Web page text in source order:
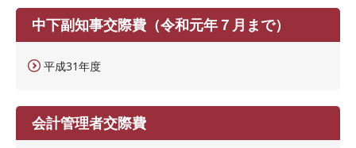
中下副知事交際費（令和元年７月まで）
平成31年度
会計管理者交際費